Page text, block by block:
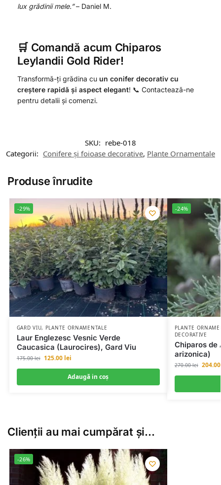
lux grădinii mele.”– Daniel M.
🛒 Comandă acum Chiparos
Leylandii Gold Rider!
Transformă-ți grădina cu un conifer decorativ cu
creștere rapidă și aspect elegant! 📞 Contactează-ne
pentru detalii și comenzi.
SKU: rebe-018
Categorii: Conifere și foioase decorative, Plante Ornamentale
Produse înrudite
-29%
GARD VIU, PLANTE ORNAMENTALE
Laur Englezesc Vesnic Verde
Caucasica (Laurocires), Gard Viu
175.00lei 125.00 lei
Adaugă in coş
-24%
PLANTE
DECORATIVE
Chiparos de
arizonica)
270.00lei
Clienții au mai cumpărat și…
-26%